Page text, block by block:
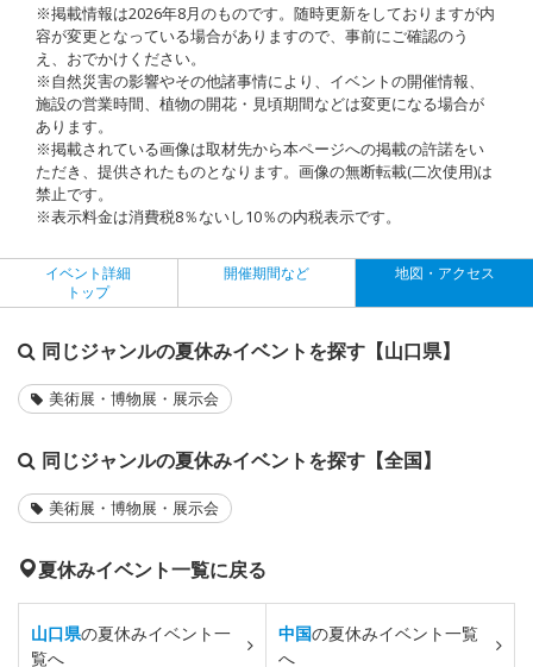
※掲載情報は2026年8月のものです。随時更新をしておりますが内
容が変更となっている場合がありますので、事前にご確認のう
え、おでかけください。
※自然災害の影響やその他諸事情により、イベントの開催情報、
施設の営業時間、植物の開花・見頃期間などは変更になる場合が
あります。
※掲載されている画像は取材先から本ページへの掲載の許諾をい
ただき、提供されたものとなります。画像の無断転載(二次使用)は
禁止です。
※表示料金は消費税8％ないし10％の内税表示です。
イベント詳細
トップ
開催期間など 地図・アクセス
同じジャンルの夏休みイベントを探す【山口県】
美術展・博物展・展示会
同じジャンルの夏休みイベントを探す【全国】
美術展・博物展・展示会
夏休みイベント一覧に戻る
山口県の夏休みイベント一
覧へ
中国の夏休みイベント一覧
へ